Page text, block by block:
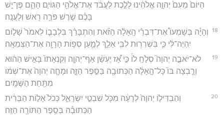
הַיּוֹם֙ מֵעִם֙ יְהוָ֣ה אֱלֹהֵ֔ינוּ לָלֶ֣כֶת לַעֲבֹ֔ד אֶת־אֱלֹהֵ֖י הַגּוֹיִ֣ם הָהֵ֑ם פֶּן־יֵ֣שׁ
בָּכֶ֗ם שֹׁ֛רֶשׁ פֹּרֶ֥ה רֹ֖אשׁ וְלַעֲנָֽה׃
18
וְהָיָ֡ה בְּשָׁמְעוֹ֩ אֶת־דִּבְרֵ֨י הָֽאָלָ֜ה הַזֹּ֗את וְהִתְבָּרֵ֨ךְ בִּלְבָב֤וֹ לֵאמֹר֙ שָׁל֣וֹם
יִֽהְיֶה־לִּ֔י כִּ֛י בִּשְׁרִר֥וּת לִבִּ֖י אֵלֵ֑ךְ לְמַ֛עַן סְפ֥וֹת הָרָוָ֖ה אֶת־הַצְּמֵאָֽה׃
19
לֹא־יֹאבֶ֣ה יְהוָה֮ סְלֹ֣חַֽ לוֹ֒ כִּ֣י אָ֠ז יֶעְשַׁ֨ן אַף־יְהוָ֤ה וְקִנְאָתוֹ֙ בָּאִ֣ישׁ הַה֔וּא
וְרָ֤בְצָה בּוֹ֙ כָּל־הָ֣אָלָ֔ה הַכְּתוּבָ֖ה בַּסֵּ֣פֶר הַזֶּ֑ה וּמָחָ֤ה יְהוָה֙ אֶת־שְׁמ֔וֹ
מִתַּ֖חַת הַשָּׁמָֽיִם׃
20
וְהִבְדִּיל֤וֹ יְהוָה֙ לְרָעָ֔ה מִכֹּ֖ל שִׁבְטֵ֣י יִשְׂרָאֵ֑ל כְּכֹל֙ אָל֣וֹת הַבְּרִ֔ית
הַכְּתוּבָ֕ה בְּסֵ֥פֶר הַתּוֹרָ֖ה הַזֶּֽה׃